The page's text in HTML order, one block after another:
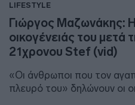
LIFESTYLE
Γιώργος Μαζωνάκης:
οικογένειάς του μετά
21χρονου Stef (vid)
«Οι άνθρωποι που τον
πλευρό του» δηλώνουν οι